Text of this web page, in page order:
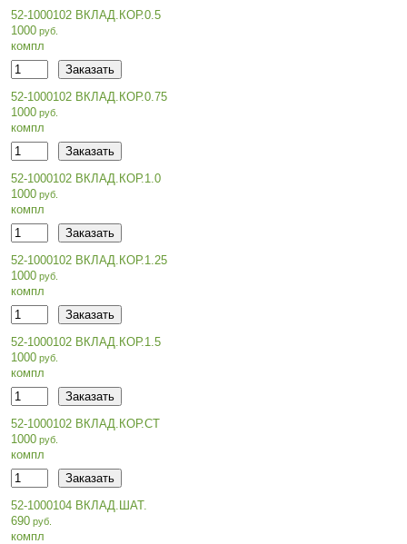
52-1000102 ВКЛАД.КОР.0.5
1000
компл
52-1000102 ВКЛАД.КОР.0.75
1000
компл
52-1000102 ВКЛАД.КОР.1.0
1000
компл
52-1000102 ВКЛАД.КОР.1.25
1000
компл
52-1000102 ВКЛАД.КОР.1.5
1000
компл
52-1000102 ВКЛАД.КОР.СТ
1000
компл
52-1000104 ВКЛАД.ШАТ.
690
компл